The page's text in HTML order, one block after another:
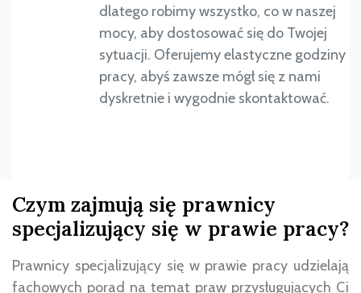
dlatego robimy wszystko, co w naszej
mocy, aby dostosować się do Twojej
sytuacji. Oferujemy elastyczne godziny
pracy, abyś zawsze mógł się z nami
dyskretnie i wygodnie skontaktować.
Czym zajmują się prawnicy
specjalizujący się w prawie pracy?
Prawnicy specjalizujący się w prawie pracy udzielają
fachowych porad na temat praw przysługujących Ci